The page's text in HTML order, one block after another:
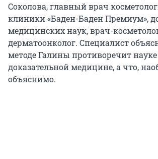
Соколова, главный врач
клиники «Баден-Баден Премиум»,
медицинских наук, врач-
дерматоонколог. Специалист
методе Галины противоречит
доказательной медицине, а что,
объяснимо.